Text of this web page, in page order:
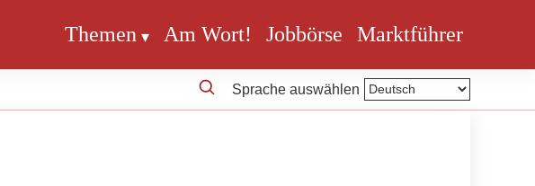
Themen Am Wort! Jobbörse Marktführer
Sprache auswählen